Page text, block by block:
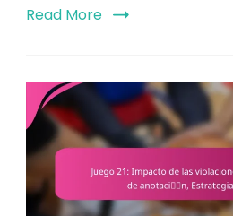
Read More